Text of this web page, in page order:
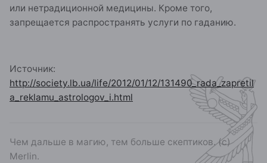
или нетрадиционной медицины. Кроме того,
запрещается распространять услуги по гаданию.
Источник:
http://society.lb.ua/life/2012/01/12/131490_rada_zapretil
a_reklamu_astrologov_i.html
Чем дальше в магию, тем больше скептиков. (с)
Merlin.